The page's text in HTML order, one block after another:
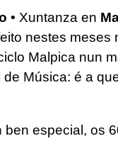
• Xuntanza en
nestes
Malpica nun
Música: é a
ben especial, os